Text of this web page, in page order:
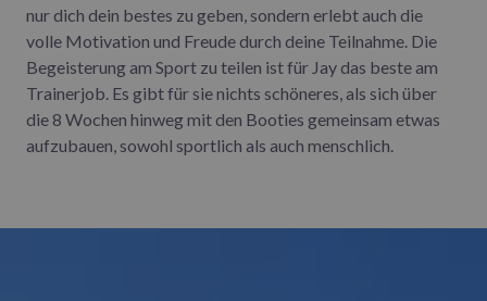
nur dich dein bestes zu geben, sondern erlebt auch die
volle Motivation und Freude durch deine Teilnahme. Die
Begeisterung am Sport zu teilen ist für Jay das beste am
Trainerjob. Es gibt für sie nichts schöneres, als sich über
die 8 Wochen hinweg mit den Booties gemeinsam etwas
aufzubauen, sowohl sportlich als auch menschlich.